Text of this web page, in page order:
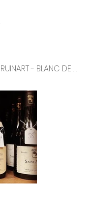
CHAMPAGNE BLANC DE BLANCS - RUINART - BLANC DE BLANCS